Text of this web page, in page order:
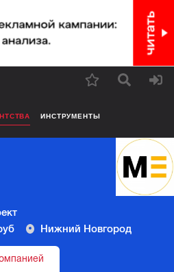
ИНСТРУМЕНТЫ
Нижний Новгород